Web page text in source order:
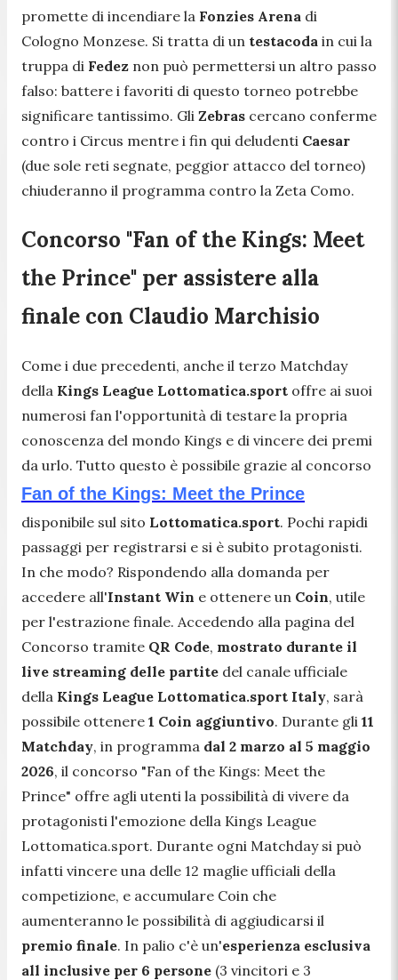
promette di incendiare la Fonzies Arena di
Cologno Monzese. Si tratta di un testacoda in cui la
truppa di Fedez non può permettersi un altro passo
falso: battere i favoriti di questo torneo potrebbe
significare tantissimo. Gli Zebras cercano conferme
contro i Circus mentre i fin qui deludenti Caesar
(due sole reti segnate, peggior attacco del torneo)
chiuderanno il programma contro la Zeta Como.
Concorso "Fan of the Kings: Meet
the Prince" per assistere alla
finale con Claudio Marchisio
Come i due precedenti, anche il terzo Matchday
della Kings League Lottomatica.sport offre ai suoi
numerosi fan l'opportunità di testare la propria
conoscenza del mondo Kings e di vincere dei premi
da urlo. Tutto questo è possibile grazie al concorso
Fan of the Kings: Meet the Prince
disponibile sul sito Lottomatica.sport. Pochi rapidi
passaggi per registrarsi e si è subito protagonisti.
In che modo? Rispondendo alla domanda per
accedere all'Instant Win e ottenere un Coin, utile
per l'estrazione finale. Accedendo alla pagina del
Concorso tramite QR Code, mostrato durante il
live streaming delle partite del canale ufficiale
della Kings League Lottomatica.sport Italy, sarà
possibile ottenere 1 Coin aggiuntivo. Durante gli 11
Matchday, in programma dal 2 marzo al 5 maggio
2026, il concorso "Fan of the Kings: Meet the
Prince" offre agli utenti la possibilità di vivere da
protagonisti l'emozione della Kings League
Lottomatica.sport. Durante ogni Matchday si può
infatti vincere una delle 12 maglie ufficiali della
competizione, e accumulare Coin che
aumenteranno le possibilità di aggiudicarsi il
premio finale. In palio c'è un'esperienza esclusiva
all inclusive per 6 persone (3 vincitori e 3